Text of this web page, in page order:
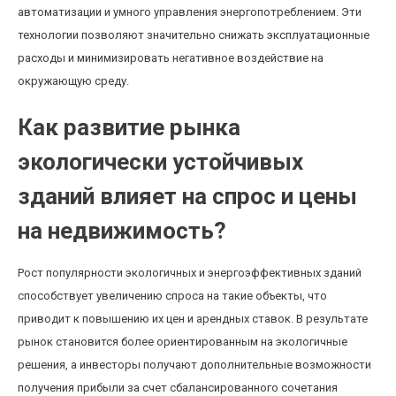
автоматизации и умного управления энергопотреблением. Эти
технологии позволяют значительно снижать эксплуатационные
расходы и минимизировать негативное воздействие на
окружающую среду.
Как развитие рынка
экологически устойчивых
зданий влияет на спрос и цены
на недвижимость?
Рост популярности экологичных и энергоэффективных зданий
способствует увеличению спроса на такие объекты, что
приводит к повышению их цен и арендных ставок. В результате
рынок становится более ориентированным на экологичные
решения, а инвесторы получают дополнительные возможности
получения прибыли за счет сбалансированного сочетания